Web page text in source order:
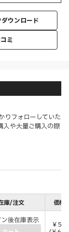
ウンロード
ミ
りフォローしていた
入や大量ご購入の際
庫/注文 価格(
ン後在庫表示 ￥